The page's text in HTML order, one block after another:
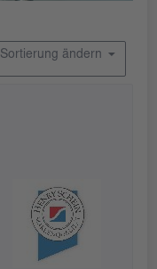
Sortierung ändern